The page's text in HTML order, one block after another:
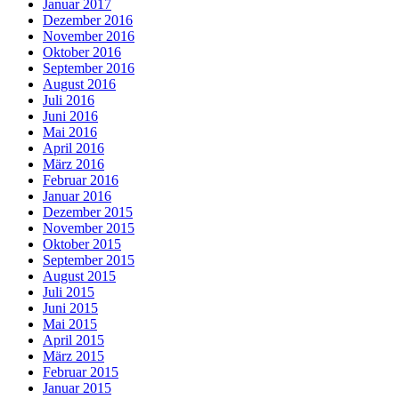
Januar 2017
Dezember 2016
November 2016
Oktober 2016
September 2016
August 2016
Juli 2016
Juni 2016
Mai 2016
April 2016
März 2016
Februar 2016
Januar 2016
Dezember 2015
November 2015
Oktober 2015
September 2015
August 2015
Juli 2015
Juni 2015
Mai 2015
April 2015
März 2015
Februar 2015
Januar 2015